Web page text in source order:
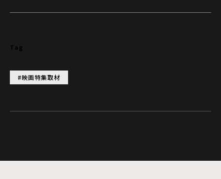
Tag
#映画特集取材